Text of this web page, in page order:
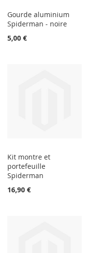
Gourde aluminium
Spiderman - noire
5,00 €
Kit montre et
portefeuille
Spiderman
16,90 €